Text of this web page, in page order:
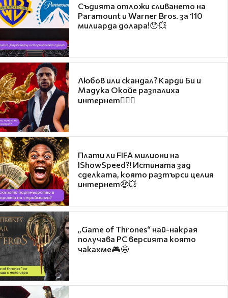
Съдията отложи сливането на
Paramount и Warner Bros. за 110
милиарда долара!😯💥
Любов или скандал? Карди Би и
Мадука Окойе разпалиха
интернет❤️‍🔥🔥
Плати ли FIFA милиони на
IShowSpeed?! Истината зад
сделката, която разтърси целия
интернет🤑💥
„Game of Thrones“ най-накрая
получава PC версията която
чакахме🎮🤩